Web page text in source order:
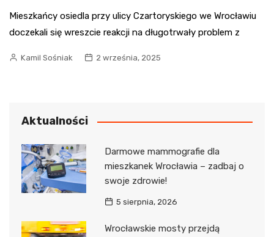
Mieszkańcy osiedla przy ulicy Czartoryskiego we Wrocławiu
doczekali się wreszcie reakcji na długotrwały problem z
Kamil Sośniak 2 września, 2025
Aktualności
Darmowe mammografie dla
mieszkanek Wrocławia – zadbaj o
swoje zdrowie!
5 sierpnia, 2026
Wrocławskie mosty przejdą